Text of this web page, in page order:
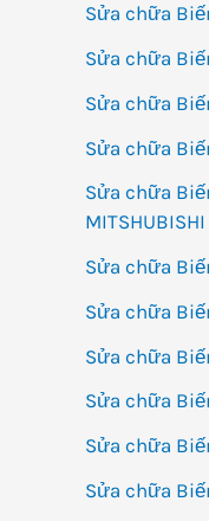
Sửa chữa
Sửa chữa
Sửa chữa
Sửa chữa
Sửa chữa
MITSHUBISHI
Sửa chữa
Sửa chữa
Sửa chữa
Sửa chữa
Sửa chữa
Sửa chữa